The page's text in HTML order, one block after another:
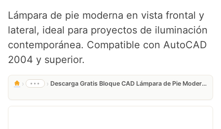
Lámpara de pie moderna en vista frontal y
lateral, ideal para proyectos de iluminación
contemporánea. Compatible con AutoCAD
2004 y superior.
› ••• › Descarga Gratis Bloque CAD Lámpara de Pie Moderna en DWG